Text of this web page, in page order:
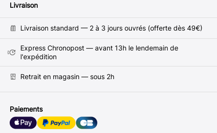
Livraison
Livraison standard — 2 à 3 jours ouvrés (offerte dès 49€)
Express Chronopost — avant 13h le lendemain de
l'expédition
Retrait en magasin — sous 2h
Paiements